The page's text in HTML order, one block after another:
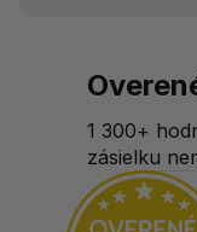
1 300+
zásielku